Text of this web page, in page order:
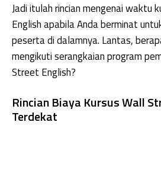
Jadi itulah rincian mengenai waktu
English apabila Anda berminat
peserta di dalamnya. Lantas,
mengikuti serangkaian program
Street English?
Rincian Biaya Kursus Wall
Terdekat